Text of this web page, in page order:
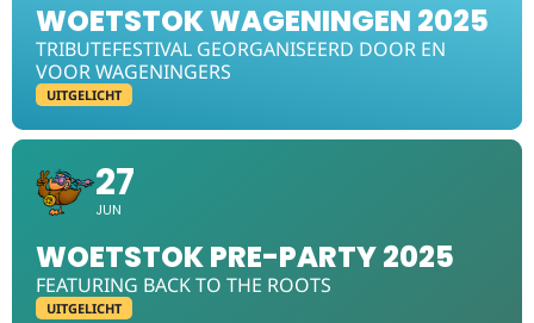
WOETSTOK WAGENINGEN 2025
TRIBUTEFESTIVAL GEORGANISEERD DOOR EN
VOOR WAGENINGERS
UITGELICHT
27
JUN
WOETSTOK PRE-PARTY 2025
FEATURING BACK TO THE ROOTS
UITGELICHT